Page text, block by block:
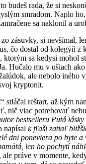
budeš rada, že si
smradom. Naplo
sa naklonil a
zásuvky, si nevšímal,
čo dostal od kolegýň
sa kedysi mohol
Hučalo mu v ušiach
ale nebolo
kryptonit.
reštart, až kým
nič viac potrebovať
bestselleru Putá lásky
napísal k fľaši zatiaľbližš
édni poneviera po byte a
ätá , len ho pochytíná
práve v momente,